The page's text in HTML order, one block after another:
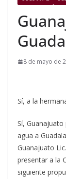
8 de mayo de
Sí, a la
Sí,
agua a
Guanajuato
presentar a la
siguiente